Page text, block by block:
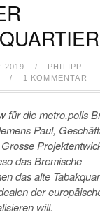
2019 /
PHILIPP
/ 1 KOMMENTAR
für die metro.polis
Paul,
das Bremische
das alte
der
will.